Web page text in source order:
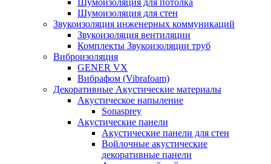
Шумоизоляция для потолка
Шумоизоляция для стен
Звукоизоляция инженерных коммуникаций
Звукоизоляция вентиляции
Комплекты Звукоизоляции труб
Виброизоляция
GENER VX
Вибрафом (Vibrafoam)
Декоративные Акустические материалы
Акустическое напыление
Sonasprey
Акустические панели
Акустические панели для стен
Войлочные акустические
декоративные панели